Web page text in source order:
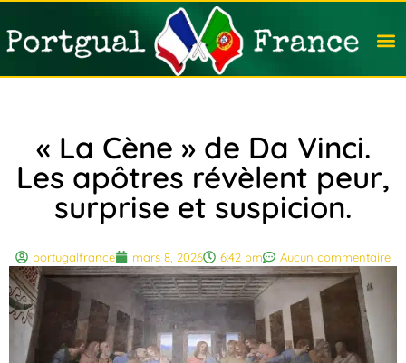
« La Cène » de Da Vinci.
Les apôtres révèlent peur,
surprise et suspicion.
portugalfrance mars 8, 2026 6:42 pm Aucun commentaire